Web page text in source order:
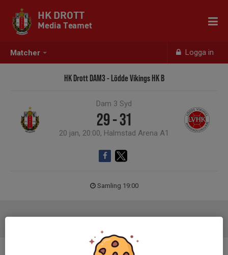
Matcher Logga in
HK DROTT
Media Teamet
HK Drott DAM3 - Lödde Vikings HK B
Dam 3 Syd
29 - 31
20 jan, 20:00, Halmstad Arena A1
Samling 19:00